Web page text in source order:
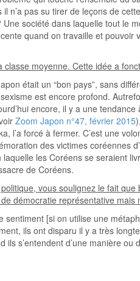
n’a pas su tirer de leçons de
société dans laquelle tout
quand on travaille et
moyenne. Cette idée a
était un “bon pays”, sans
est encore profond.
encore, il y a une
Zoom Japon n°47, février 2015
l’a forcé à fermer. C’est une
des victimes
les Coréens se seraient
de Coréens.
vous soulignez le fait
démocratie représentative
[si on utilise une
ils ont disparu il y a très
s’entendent d’une manière ou